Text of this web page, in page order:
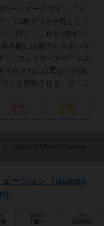
カードゲームです。 プレ
ード1枚ずつを手札として
に同じ。これを1枚ずつ
本的には数字が大きい方
たプレイヤーがゲームの
それぞれには異なった能
小を逆転させる」や「...
215
お気に入り
1101
持ってる
ーション（Gummi
7歳～ 2026年